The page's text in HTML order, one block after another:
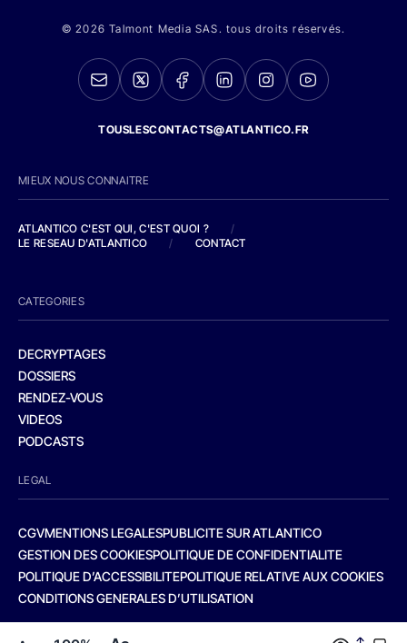
© 2026 Talmont Media SAS. tous droits réservés.
TOUSLESCONTACTS@ATLANTICO.FR
MIEUX NOUS CONNAITRE
ATLANTICO C'EST QUI, C'EST QUOI ?
/
LE RESEAU D'ATLANTICO
/ CONTACT
CATEGORIES
DECRYPTAGES
DOSSIERS
RENDEZ-VOUS
VIDEOS
PODCASTS
LEGAL
CGVMENTIONS LEGALESPUBLICITE SUR ATLANTICO
GESTION DES COOKIESPOLITIQUE DE CONFIDENTIALITE
POLITIQUE D’ACCESSIBILITEPOLITIQUE RELATIVE AUX COOKIES
CONDITIONS GENERALES D’UTILISATION